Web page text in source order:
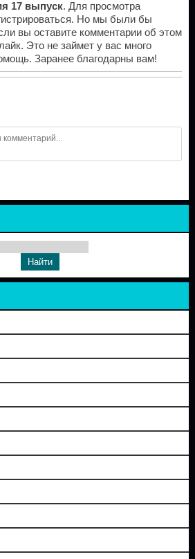
17 выпуск. Для просмотра
Но мы были бы
вы оставите комментарии об этом
Это не займет у вас много
Заранее благодарны вам!